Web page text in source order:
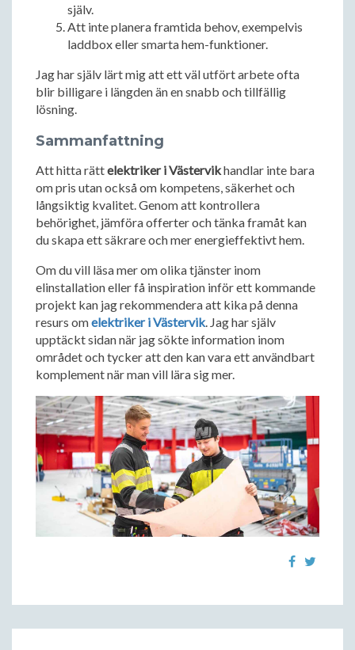
själv.
Att inte planera framtida behov, exempelvis
laddbox eller smarta hem-funktioner.
Jag har själv lärt mig att ett väl utfört arbete ofta
blir billigare i längden än en snabb och tillfällig
lösning.
Sammanfattning
Att hitta rättelektriker i Västervikhandlar inte bara
om pris utan också om kompetens, säkerhet och
långsiktig kvalitet. Genom att kontrollera
behörighet, jämföra offerter och tänka framåt kan
du skapa ett säkrare och mer energieffektivt hem.
Om du vill läsa mer om olika tjänster inom
elinstallation eller få inspiration inför ett kommande
projekt kan jag rekommendera att kika på denna
resurs omelektriker i Västervik. Jag har själv
upptäckt sidan när jag sökte information inom
området och tycker att den kan vara ett användbart
komplement när man vill lära sig mer.